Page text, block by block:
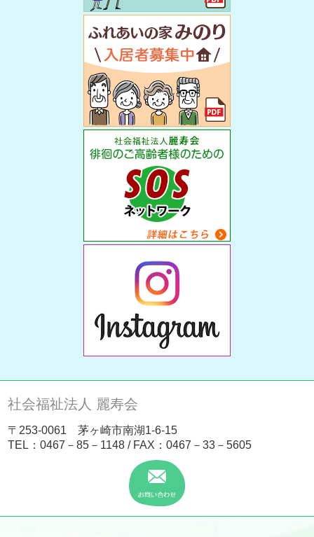
社会福祉法人 麗寿会
〒253-0061 茅ヶ崎市南湖1-6-15
TEL：0467－85－1148 / FAX：0467－33－5605